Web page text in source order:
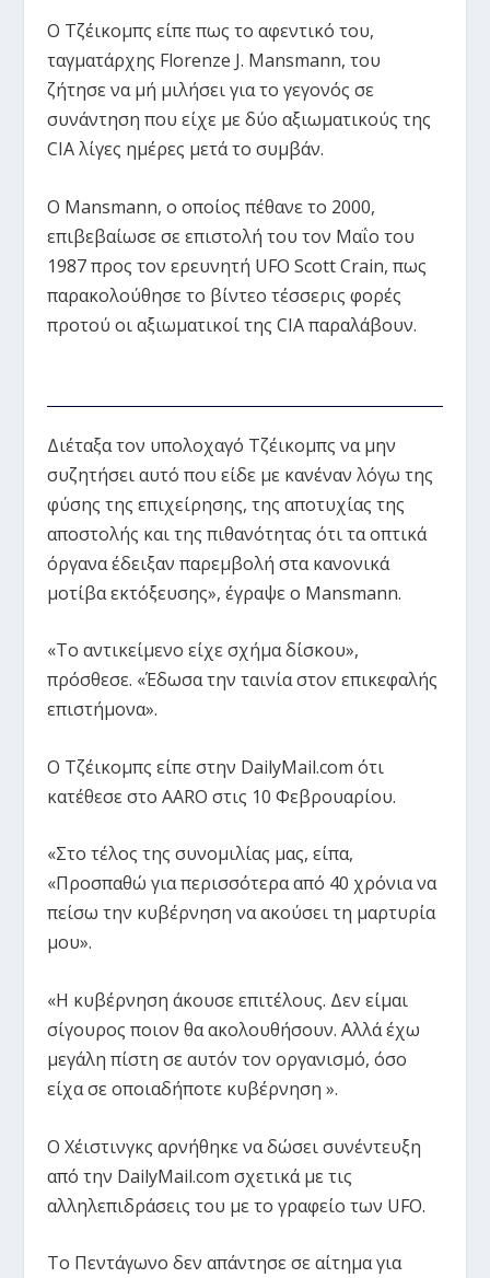
Ο Τζέικομπς είπε πως το αφεντικό του,
ταγματάρχης Florenze J. Mansmann, του
ζήτησε να μή μιλήσει για το γεγονός σε
συνάντηση που είχε με δύο αξιωματικούς της
CIA λίγες ημέρες μετά το συμβάν.
Ο Mansmann, ο οποίος πέθανε το 2000,
επιβεβαίωσε σε επιστολή του τον Μαΐο του
1987 προς τον ερευνητή UFO Scott Crain, πως
παρακολούθησε το βίντεο τέσσερις φορές
προτού οι αξιωματικοί της CIA παραλάβουν.
Διέταξα τον υπολοχαγό Τζέικομπς να μην
συζητήσει αυτό που είδε με κανέναν λόγω της
φύσης της επιχείρησης, της αποτυχίας της
αποστολής και της πιθανότητας ότι τα οπτικά
όργανα έδειξαν παρεμβολή στα κανονικά
μοτίβα εκτόξευσης», έγραψε ο Mansmann.
«Το αντικείμενο είχε σχήμα δίσκου»,
πρόσθεσε. «Έδωσα την ταινία στον επικεφαλής
επιστήμονα».
Ο Τζέικομπς είπε στην DailyMail.com ότι
κατέθεσε στο AARO στις 10 Φεβρουαρίου.
«Στο τέλος της συνομιλίας μας, είπα,
«Προσπαθώ για περισσότερα από 40 χρόνια να
πείσω την κυβέρνηση να ακούσει τη μαρτυρία
μου».
«Η κυβέρνηση άκουσε επιτέλους. Δεν είμαι
σίγουρος ποιον θα ακολουθήσουν. Αλλά έχω
μεγάλη πίστη σε αυτόν τον οργανισμό, όσο
είχα σε οποιαδήποτε κυβέρνηση ».
Ο Χέιστινγκς αρνήθηκε να δώσει συνέντευξη
από την DailyMail.com σχετικά με τις
αλληλεπιδράσεις του με το γραφείο των UFO.
Το Πεντάγωνο δεν απάντησε σε αίτημα για